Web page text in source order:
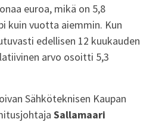
euroa, mikä on 5,8
kuin vuotta aiemmin. Kun
edellisen 12 kuukauden
arvo osoitti 5,3
Sähköteknisen Kaupan
Sallamaari